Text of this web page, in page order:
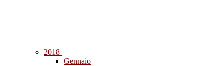
2018
Gennaio